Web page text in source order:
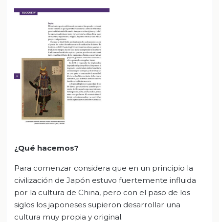
¿Qué hacemos?
Para comenzar considera que en un principio la
civilización de Japón estuvo fuertemente influida
por la cultura de China, pero con el paso de los
siglos los japoneses supieron desarrollar una
cultura muy propia y original.